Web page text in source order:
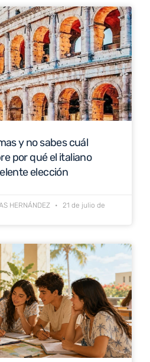
y no sabes cuál
por qué el italiano
elección
HERNÁNDEZ
21 de julio de